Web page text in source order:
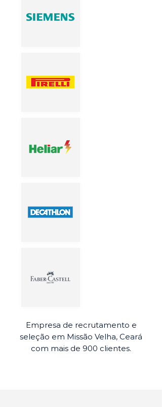
Empresa de recrutamento e
seleção em Missão Velha, Ceará
com mais de 900 clientes.